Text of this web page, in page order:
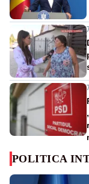
POLITICA